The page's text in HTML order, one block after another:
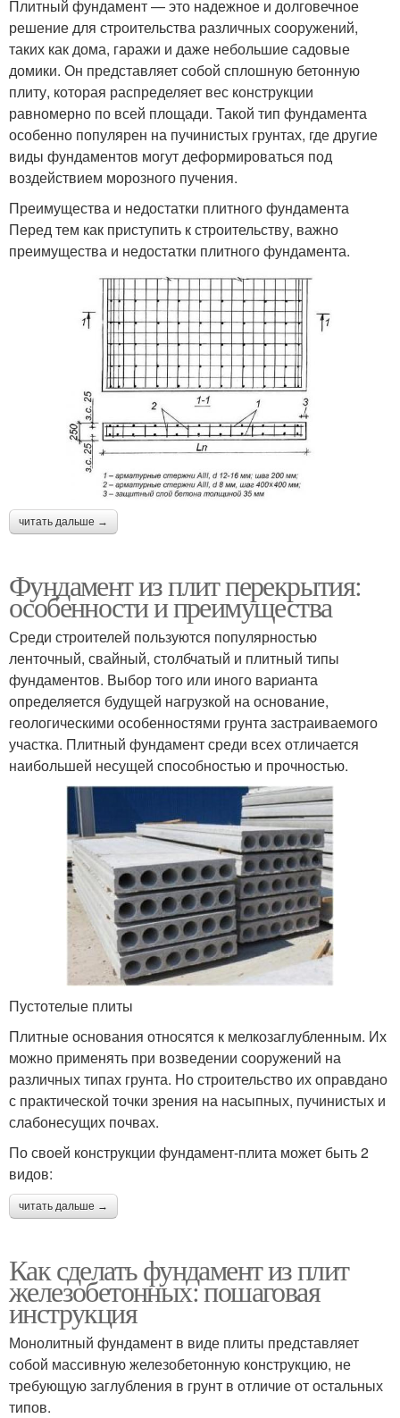
Плитный фундамент — это надежное и долговечное
решение для строительства различных сооружений,
таких как дома, гаражи и даже небольшие садовые
домики. Он представляет собой сплошную бетонную
плиту, которая распределяет вес конструкции
равномерно по всей площади. Такой тип фундамента
особенно популярен на пучинистых грунтах, где другие
виды фундаментов могут деформироваться под
воздействием морозного пучения.
Преимущества и недостатки плитного фундамента
Перед тем как приступить к строительству, важно
преимущества и недостатки плитного фундамента.
читать дальше →
Фундамент из плит перекрытия:
особенности и преимущества
Среди строителей пользуются популярностью
ленточный, свайный, столбчатый и плитный типы
фундаментов. Выбор того или иного варианта
определяется будущей нагрузкой на основание,
геологическими особенностями грунта застраиваемого
участка. Плитный фундамент среди всех отличается
наибольшей несущей способностью и прочностью.
Пустотелые плиты
Плитные основания относятся к мелкозаглубленным. Их
можно применять при возведении сооружений на
различных типах грунта. Но строительство их оправдано
с практической точки зрения на насыпных, пучинистых и
слабонесущих почвах.
По своей конструкции фундамент-плита может быть 2
видов:
читать дальше →
Как сделать фундамент из плит
железобетонных: пошаговая
инструкция
Монолитный фундамент в виде плиты представляет
собой массивную железобетонную конструкцию, не
требующую заглубления в грунт в отличие от остальных
типов.